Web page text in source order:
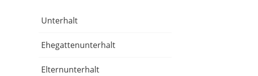
Unterhalt
Ehegattenunterhalt
Elternunterhalt